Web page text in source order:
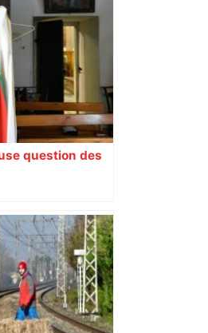
question des